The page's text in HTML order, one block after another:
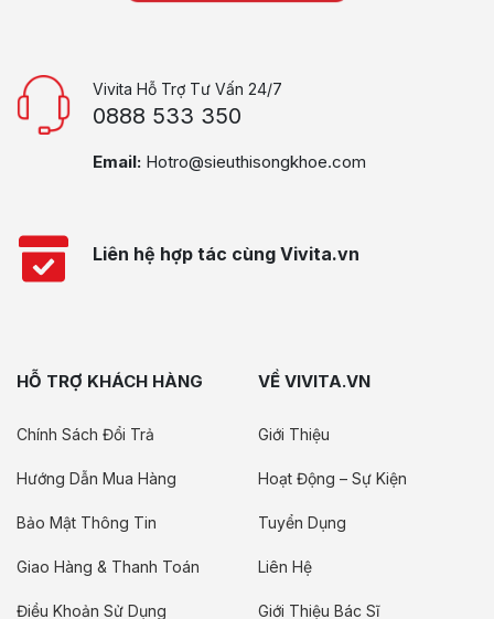
Vivita Hỗ Trợ Tư Vấn 24/7
0888 533 350
Email: Hotro@sieuthisongkhoe.com
Liên hệ hợp tác cùng Vivita.vn
HỖ TRỢ KHÁCH HÀNG
Chính Sách Đổi Trả
Hướng Dẫn Mua Hàng
Bảo Mật Thông Tin
Giao Hàng & Thanh Toán
Điều Khoản Sử Dụng
VỀ VIVITA.VN
Giới Thiệu
Hoạt Động – Sự Kiện
Tuyển Dụng
Liên Hệ
Giới Thiệu Bác Sĩ